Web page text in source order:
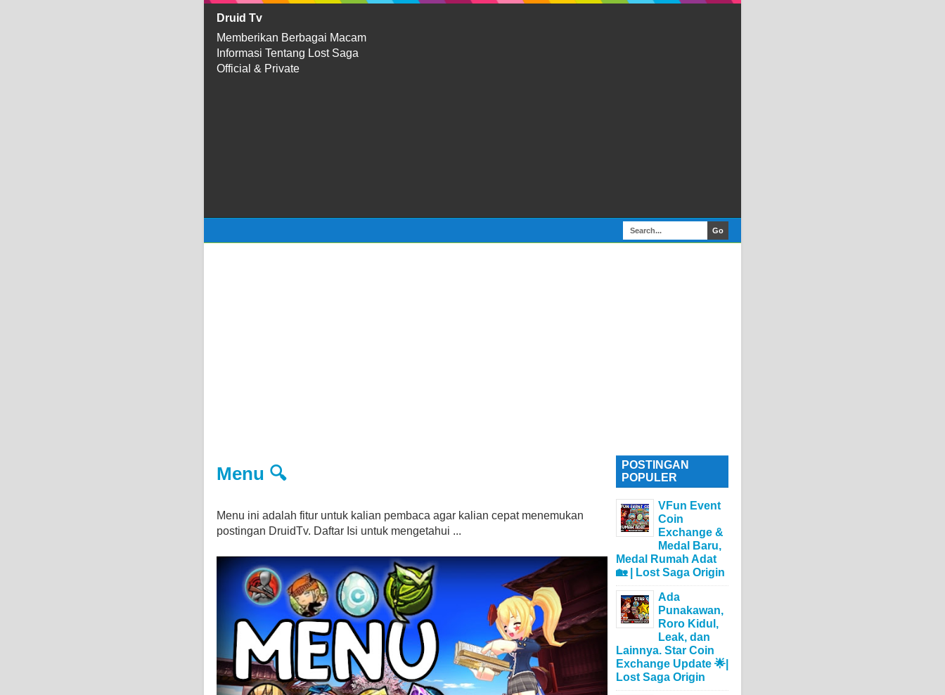
Druid Tv
Memberikan Berbagai Macam
Informasi Tentang Lost Saga
Official & Private
Menu 🔍
Menu ini adalah fitur untuk kalian pembaca agar kalian cepat menemukan
postingan DruidTv. Daftar Isi untuk mengetahui ...
POSTINGAN
POPULER
VFun Event
Coin
Exchange &
Medal Baru,
Medal Rumah Adat
🏡 | Lost Saga Origin
Ada
Punakawan,
Roro Kidul,
Leak, dan
Lainnya. Star Coin
Exchange Update 🌟|
Lost Saga Origin